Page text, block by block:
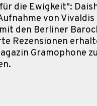
die Ewigkeit":
von Vivaldis
den Berliner
Rezensionen
Gramophone